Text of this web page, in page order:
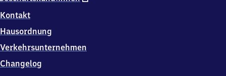
Kontakt
Hausordnung
Verkehrsunternehmen
Changelog